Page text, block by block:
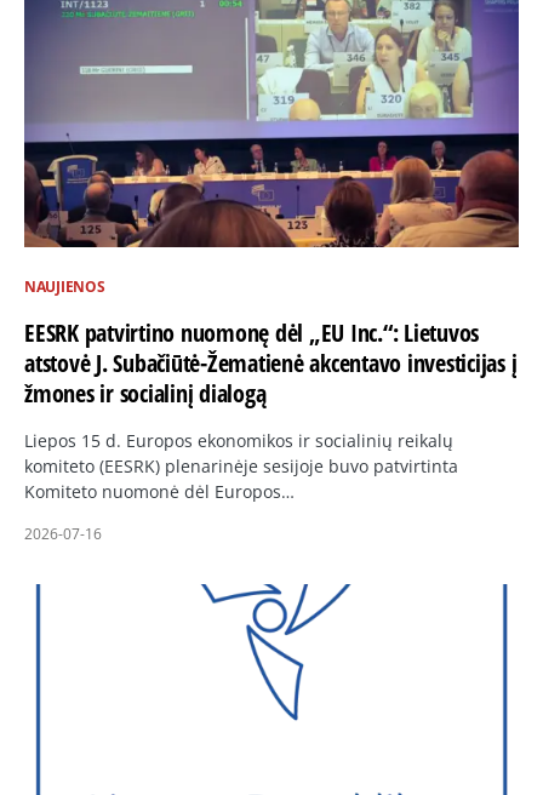
NAUJIENOS
EESRK patvirtino nuomonę dėl „EU Inc.“: Lietuvos
atstovė J. Subačiūtė-Žematienė akcentavo investicijas į
žmones ir socialinį dialogą
Liepos 15 d. Europos ekonomikos ir socialinių reikalų
komiteto (EESRK) plenarinėje sesijoje buvo patvirtinta
Komiteto nuomonė dėl Europos…
2026-07-16